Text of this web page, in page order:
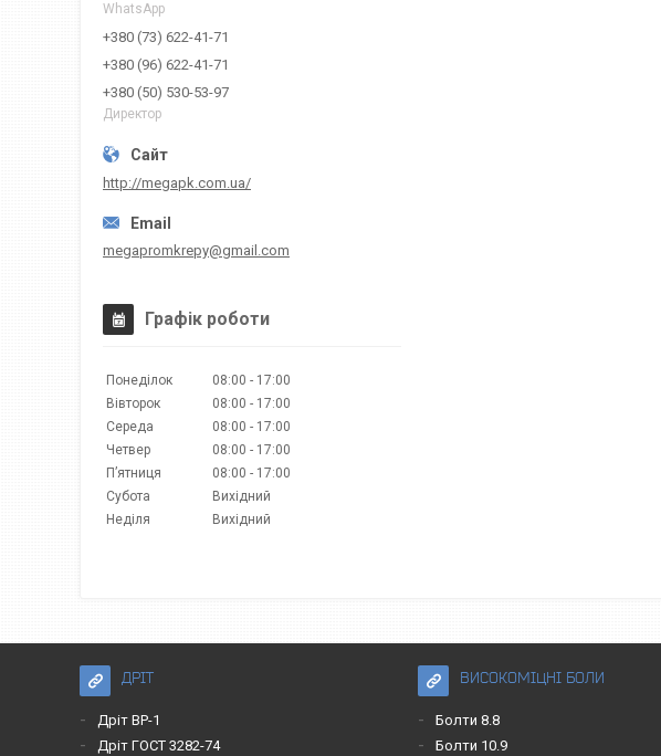
WhatsApp
+380 (73) 622-41-71
+380 (96) 622-41-71
+380 (50) 530-53-97
Директор
http://megapk.com.ua/
megapromkrepy@gmail.com
Графік роботи
Понеділок 08:00
17:00
Вівторок
08:00
17:00
Середа
08:00
17:00
Четвер
08:00
17:00
Пʼятниця
08:00
17:00
Субота
Вихідний
Неділя
Вихідний
ДРІТ
Дріт ВР-1
Дріт ГОСТ 3282-74
ВИСОКОМІЦНІ БОЛИ
Болти 8.8
Болти 10.9